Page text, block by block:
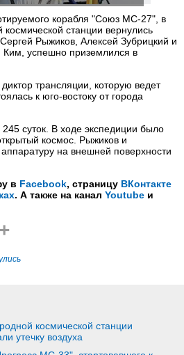
корабля "Союз МС-27", в
станции вернулись
Рыжиков, Алексей Зубрицкий и
Ким, успешно приземлился в
трансляции, которую ведет
к юго-востоку от города
суток. В ходе экспедиции было
космос. Рыжиков и
на внешней поверхности
в Facebook, страницу ВКонтакте
. А также на канал Youtube и
+
космической станции
утечку воздуха